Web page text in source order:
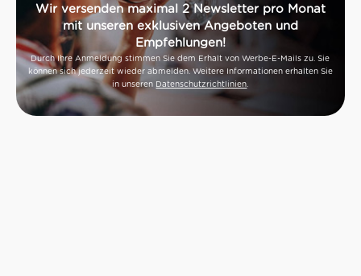
Wir versenden maximal 2 Newsletter pro Monat
mit unseren exklusiven Angeboten und
Empfehlungen!
Durch Ihre Anmeldung stimmen Sie dem Erhalt von Werbe-E-Mails zu. Sie
können sich jederzeit wieder abmelden. Weitere Informationen erhalten Sie
in unseren Datenschutzrichtlinien